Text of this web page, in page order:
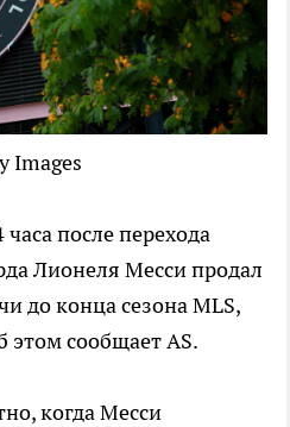
Images
после перехода
Лионеля Месси продал
до конца сезона MLS,
сообщает AS.
когда Месси